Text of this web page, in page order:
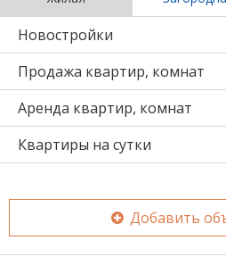
Новостройки
Продажа квартир, комнат
Аренда квартир, комнат
Квартиры на сутки
Добавить